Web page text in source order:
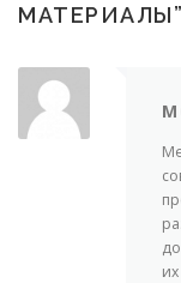
МАТЕРИАЛЫ”